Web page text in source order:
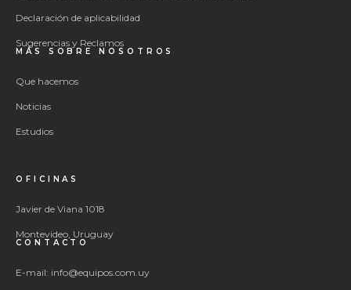
Declaración de aplicabilidad
Sugerencias y Reclamos
MÁS SOBRE NOSOTROS
Que hacemos
Noticias
Estudios
OFICINAS
Javier de Viana 1018
Montevideo, Uruguay
CONTACTO
E-mail: info@equipos.com.uy